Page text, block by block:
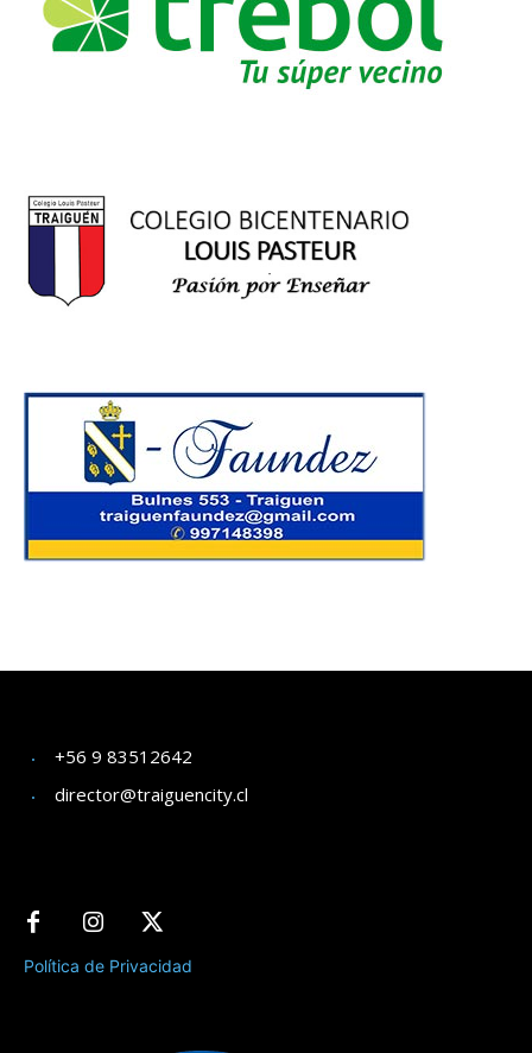
+56 9 83512642
director@traiguencity.cl
Política de Privacidad